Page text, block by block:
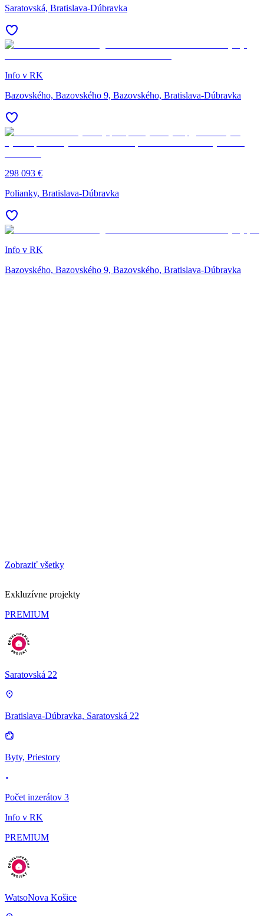
Saratovská, Bratislava-Dúbravka
Info v RK
Bazovského, Bazovského 9, Bazovského, Bratislava-Dúbravka
298 093 €
Polianky, Bratislava-Dúbravka
Info v RK
Bazovského, Bazovského 9, Bazovského, Bratislava-Dúbravka
Zobraziť všetky
Exkluzívne projekty
PREMIUM
Saratovská 22
Bratislava-Dúbravka, Saratovská 22
Byty, Priestory
Počet inzerátov 3
Info v RK
PREMIUM
WatsoNova Košice